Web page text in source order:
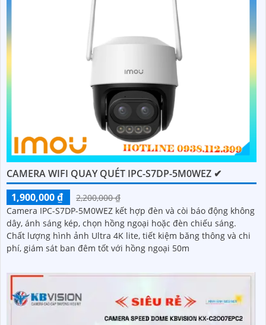
CAMERA WIFI QUAY QUÉT IPC-S7DP-5M0WEZ ✔
1,900,000 ₫
2,200,000 ₫
Camera IPC-S7DP-5M0WEZ kết hợp đèn và còi báo động không
dây, ánh sáng kép, chọn hồng ngoại hoặc đèn chiếu sáng.
Chất lượng hình ảnh Ultra 4K lite, tiết kiệm băng thông và chi
phí, giám sát ban đêm tốt với hồng ngoại 50m